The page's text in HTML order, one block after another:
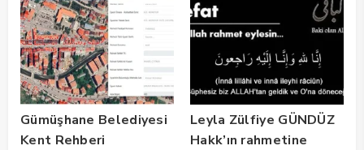
Gümüşhane Belediyesi
Kent Rehberi
Leyla Zülfiye GÜNDÜZ
Hakk’ın rahmetine